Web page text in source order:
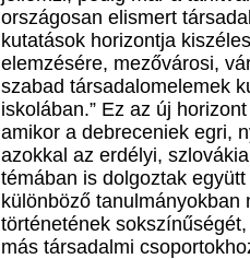
országosan elismert
kutatások horizontja
elemzésére, mezővárosi,
szabad társadalomelemek
iskolában.” Ez az új
amikor a debreceniek egri,
azokkal az erdélyi,
témában is dolgoztak
különböző
történetének
más társadalmi